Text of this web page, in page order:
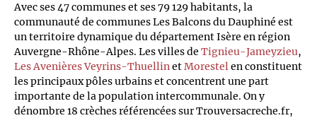
Avec ses 47 communes et ses 79 129 habitants, la
communauté de communes Les Balcons du Dauphiné est
un territoire dynamique du département Isère en région
Auvergne-Rhône-Alpes. Les villes de Tignieu-Jameyzieu,
Les Avenières Veyrins-ThuellinetMorestelen constituent
les principaux pôles urbains et concentrent une part
importante de la population intercommunale. On y
dénombre 18 crèches référencées sur Trouversacreche.fr,